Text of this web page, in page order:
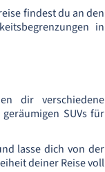
findest du an den
in
dir verschiedene
SUVs für
lasse dich von der
deiner Reise voll